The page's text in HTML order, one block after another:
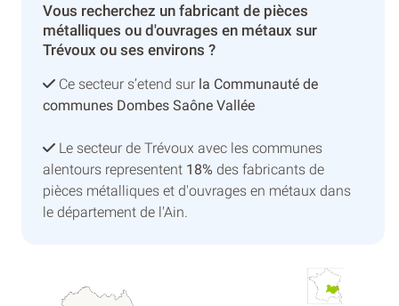
Vous recherchez un fabricant de pièces
métalliques ou d'ouvrages en métaux sur
Trévoux ou ses environs ?
Ce secteur s’etend sur la Communauté de
communes Dombes Saône Vallée
Le secteur de Trévoux avec les communes
alentours representent 18% des fabricants de
pièces métalliques et d'ouvrages en métaux dans
le département de l'Ain.